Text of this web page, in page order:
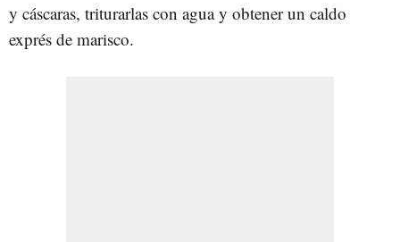
y cáscaras, triturarlas con agua y obtener un caldo
exprés de marisco.